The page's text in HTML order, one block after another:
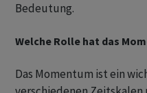
Bedeutung.
Welche Rolle hat das
Das Momentum ist ein